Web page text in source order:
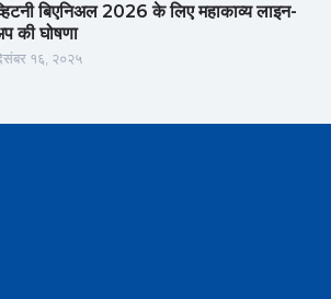
बिएनिअल 2026 के लिए महाकाव्य लाइन-
की घोषणा
१६, २०२५